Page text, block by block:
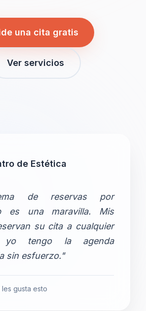
una cita gratis
Ver servicios
de Estética
de reservas por
es una maravilla. Mis
su cita a cualquier
tengo la agenda
sin esfuerzo."
gusta esto